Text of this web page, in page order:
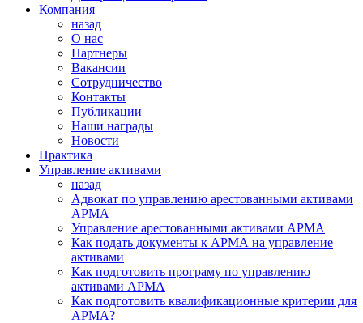
Компания
назад
О нас
Партнеры
Вакансии
Сотрудничество
Контакты
Публикации
Наши награды
Новости
Практика
Управление активами
назад
Адвокат по управлению арестованными активами
АРМА
Управление арестованными активами АРМА
Как подать документы к АРМА на управление
активами
Как подготовить програму по управлению
активами АРМА
Как подготовить квалификационные критерии для
АРМА?